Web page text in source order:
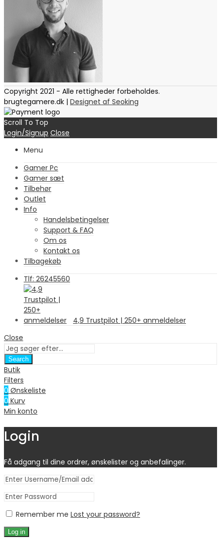
Copyright 2021 - Alle rettigheder forbeholdes.
brugtegamere.dk | Designet af Seoking
Scroll To Top
Login/Signup Close
Menu
Gamer Pc
Gamer sæt
Tilbehør
Outlet
Info
Handelsbetingelser
Support & FAQ
Om os
Kontakt os
Tilbagekøb
Tlf: 26245560
4,9 Trustpilot | 250+ anmeldelser
Close
Search
Butik
Filters
0 Ønskeliste
0 Kurv
Min konto
Login
Få adgang til dine ordrer, ønskelister og anbefalinger.
Remember me Lost your password?
Log in